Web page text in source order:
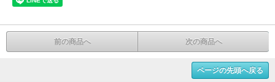
前の商品へ 次の商品へ
ページの先頭へ戻る